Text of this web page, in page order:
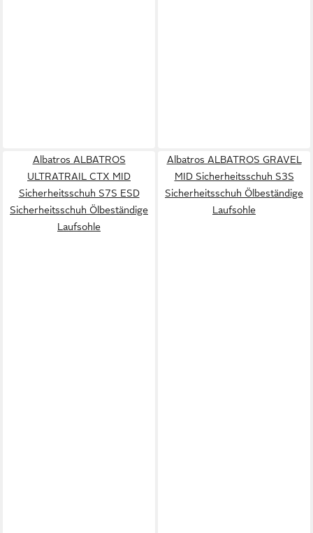
Albatros ALBATROS
ULTRATRAIL CTX MID
Sicherheitsschuh S7S ESD
Sicherheitsschuh Ölbeständige
Laufsohle
Albatros ALBATROS GRAVEL
MID Sicherheitsschuh S3S
Sicherheitsschuh Ölbeständige
Laufsohle